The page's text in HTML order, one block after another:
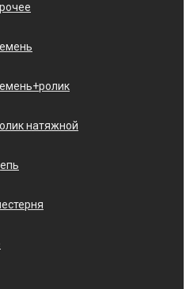
натяжной